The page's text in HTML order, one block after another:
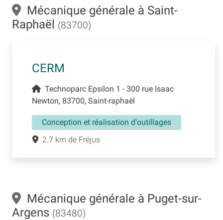
Mécanique générale à Saint-
Raphaël
(83700)
CERM
Technoparc Epsilon 1 - 300 rue Isaac
Newton, 83700, Saint-raphaël
Conception et réalisation d'outillages
2.7 km de Fréjus
Mécanique générale à Puget-sur-
Argens (83480)